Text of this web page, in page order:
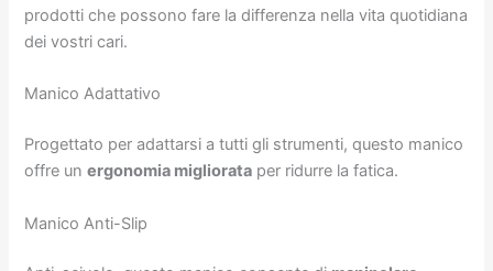
prodotti che possono fare la differenza nella vita quotidiana
dei vostri cari.
Manico Adattativo
Progettato per adattarsi a tutti gli strumenti, questo manico
offre unergonomia migliorata per ridurre la fatica.
Manico Anti-Slip